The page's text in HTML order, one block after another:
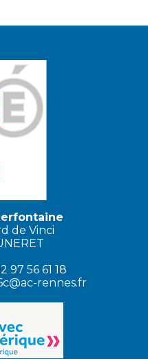
de Vinci
97 56 61 18
rennes.fr